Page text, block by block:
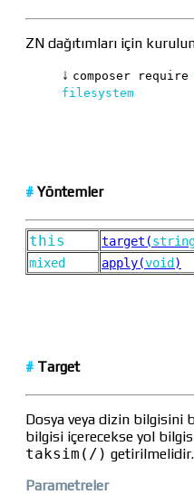
ZN dağıtımları için
↓ composer require
filesystem
#Yöntemler
this target(
mixed
apply(void )
# Target
Dosya veya dizin bilgisini
bilgisi içerecekse yol
taksim(/) getirilmelidir.
Parametreler